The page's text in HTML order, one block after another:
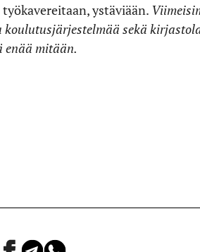
ystäviään.
sekä
enää mitään.